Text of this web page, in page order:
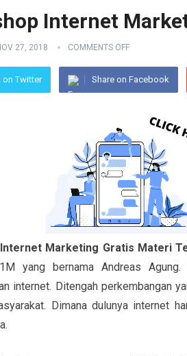
Internet
27, 2018 COMMENTS OFF
on Twitter Share on Facebook
Marketing Gratis Materi
yang bernama Andreas
internet. Ditengah perkembangan
Dimana dulunya internet